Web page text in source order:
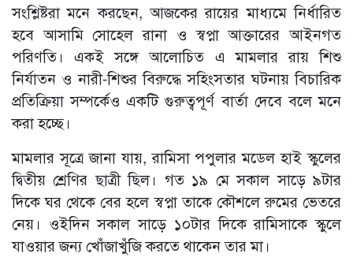
সংশ্লিষ্টরা মনে করছেন, আজকের রায়ের মাধ্যমে নির্ধারিত
হবে আসামি সোহেল রানা ও স্বপ্না আক্তারের আইনগত
পরিণতি। একই সঙ্গে আলোচিত এ মামলার রায় শিশু
নির্যাতন ও নারী-শিশুর বিরুদ্ধে সহিংসতার ঘটনায় বিচারিক
প্রতিক্রিয়া সম্পর্কেও একটি গুরুত্বপূর্ণ বার্তা দেবে বলে মনে
করা হচ্ছে।
মামলার সূত্রে জানা যায়, রামিসা পপুলার মডেল হাই স্কুলের
দ্বিতীয় শ্রেণির ছাত্রী ছিল। গত ১৯ মে সকাল সাড়ে ৯টার
দিকে ঘর থেকে বের হলে স্বপ্না তাকে কৌশলে রুমের ভেতরে
নেয়। ওইদিন সকাল সাড়ে ১০টার দিকে রামিসাকে স্কুলে
যাওয়ার জন্য খোঁজাখুঁজি করতে থাকেন তার মা।